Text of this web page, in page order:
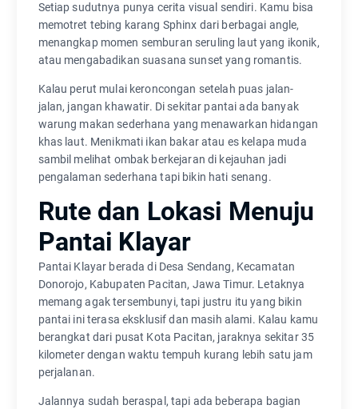
Setiap sudutnya punya cerita visual sendiri. Kamu bisa
memotret tebing karang Sphinx dari berbagai angle,
menangkap momen semburan seruling laut yang ikonik,
atau mengabadikan suasana sunset yang romantis.
Kalau perut mulai keroncongan setelah puas jalan-
jalan, jangan khawatir. Di sekitar pantai ada banyak
warung makan sederhana yang menawarkan hidangan
khas laut. Menikmati ikan bakar atau es kelapa muda
sambil melihat ombak berkejaran di kejauhan jadi
pengalaman sederhana tapi bikin hati senang.
Rute dan Lokasi Menuju
Pantai Klayar
Pantai Klayar berada di Desa Sendang, Kecamatan
Donorojo, Kabupaten Pacitan, Jawa Timur. Letaknya
memang agak tersembunyi, tapi justru itu yang bikin
pantai ini terasa eksklusif dan masih alami. Kalau kamu
berangkat dari pusat Kota Pacitan, jaraknya sekitar 35
kilometer dengan waktu tempuh kurang lebih satu jam
perjalanan.
Jalannya sudah beraspal, tapi ada beberapa bagian